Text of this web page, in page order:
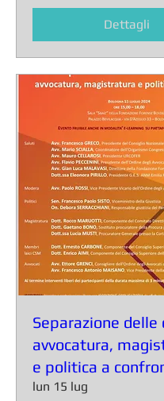
Dettagli
Separazione delle
avvocatura,
e politica a
lun 15 lug